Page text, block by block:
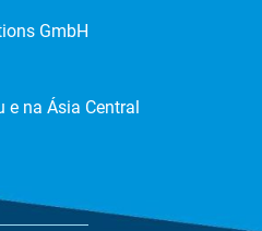
GmbH
e na Ásia Central